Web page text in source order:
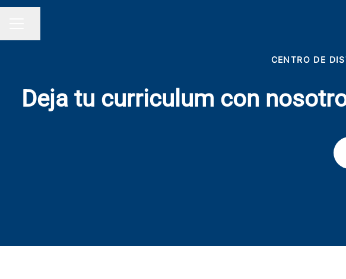
CENTRO DE
Deja tu curriculum con